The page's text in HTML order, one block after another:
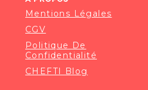
Mentions Légales
CGV
Politique De
Confidentialité
CHEFTI Blog